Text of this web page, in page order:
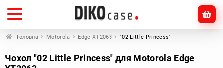
Головна Motorola Edge XT2063 "02 Little Princess"
Чохол "02 Little Princess" для Motorola Edge